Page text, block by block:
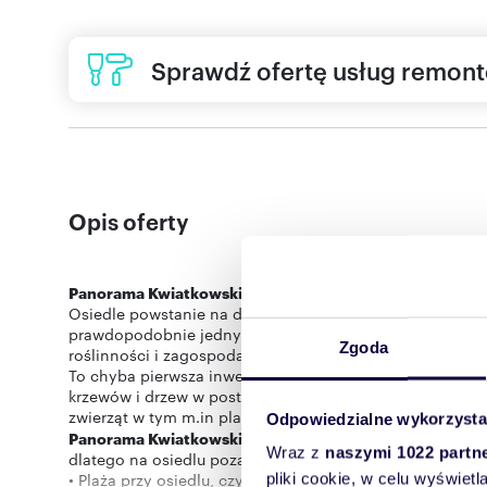
Zgoda
Odpowiedzialne
Wraz z naszymi 1022
pliki cookie, w celu
Sprawdź ofertę usług
Opis oferty
Panorama Kwiatkowskiego
Osiedle powstanie na działce zlokalizowanej przy ul.
prawdopodobnie jednym z najbardziej atrakcyjnych
roślinności i zagospodarowania terenu.
To chyba pierwsza inwestycja w Rzeszowie, która ma
krzewów i drzew w postaci łąk kwietnych. Dodatkowo
Panorama Kwiatkowskiego
dlatego na osiedlu poza wcześniej wspomnianymi
• Plaża przy osiedlu, czyli coś czego jeszcze na